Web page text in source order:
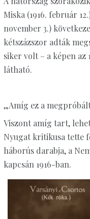
Miska (1916. február
november 3.)
kétszázszor adták
siker volt – a képen az
látható.
„Amíg ez a
Viszont amíg tart,
Nyugat kritikusa tette
háborús darabja, a
kapcsán 1916-ban.